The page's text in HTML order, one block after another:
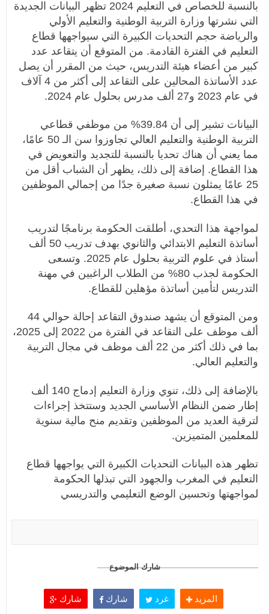
بالنسبة للخصاص في التعليم 2024 تظهر البيانات الجديدة
التي نشرتها وزارة التربية الوطنية والتعليم الأولي
والرياضة حجم التحديات الكبيرة التي سيواجهها قطاع
التعليم في الفترة القادمة. من المتوقع أن يتقاعد عدد
كبير من أعضاء هيئة التدريس، حيث من المقرر أن يصل
عدد الأساتذة المحالين على التقاعد إلى أكثر من 4 آلاف
في عام 2023 و27 ألف مدرس بحلول عام 2024.
البيانات تشير إلى أن 39.84% من موظفي قطاعي
التربية الوطنية والتعليم العالي تجاوزوا سن الـ 50 عامًا،
مما يعني أن هناك تحديا بالنسبة للتجديد والتعويض في
هذا القطاع. إضافة إلى ذلك، يظهر أن الشباب أقل من
25 عامًا يمثلون نسبة صغيرة جدًا من إجمالي الموظفين
في هذا القطاع.
لمواجهة هذا التحدي، أطلقت الحكومة برنامجًا لتدريب
أساتذة التعليم الابتدائي والثانوي بهدف تدريب 50 ألف
أستاذ في علوم التربية بحلول عام 2025. وتسعى
الحكومة لجذب 80% من الطلاب الراغبين في مهنة
التدريس لتأمين أساتذة مؤهلين للقطاع.
ومن المتوقع أن يشهد صندوق التقاعد إحالة حوالي 44
ألف موظف على التقاعد في الفترة من 2022 إلى 2025،
بما في ذلك أكثر من 22 ألف موظف في مجال التربية
والتعليم العالي.
بالإضافة إلى ذلك، تنوي وزارة التعليم إدماج 140 ألف
إطار ضمن النظام الأساسي الجديد وستتخذ إجراءات
لترقية العديد من الموظفين وتقديم منح مالية سنوية
للمعلمين المتميزين.
تظهر هذه البيانات التحديات الكبيرة التي يواجهها قطاع
التعليم في المغرب والجهود التي تبذلها الحكومة
لمواجهتها وتحسين الوضع التعليمي والتدريسي
شارك الموضوع
شارك شارك غرد المزيد